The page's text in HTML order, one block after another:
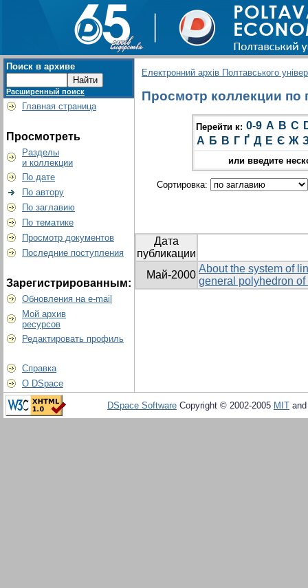
Поиск в архиве
Расширенный поиск
Главная страница
Просмотреть
Разделы
и коллекции
По дате
По автору
По заглавию
По тематике
Просмотр документов
Последние поступления
Зарегистрированным:
Обновления на e-mail
Мой архив
ресурсов
Редактировать профиль
Справка
О DSpace
Електронний архів Полтавського
Просмотр коллекции по
Перейти к: 0-9 A B C
А Б В Г Ґ Д Е Є Ж
или введите
Сортировка:
Дата
публикации
Май-2000
About the system of
general polyhedron
DSpace Software Copyright © 2002-2005 MIT